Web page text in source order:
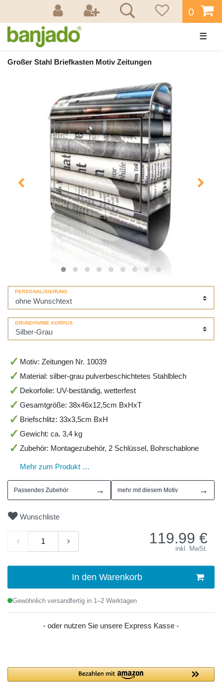
0
☰
Großer Stahl Briefkasten Motiv Zeitungen
PERSONALISIERUNG
GRUNDFARBE KORPUS
Motiv: Zeitungen Nr. 10039
Material: silber-grau pulverbeschichtetes Stahlblech
Dekorfolie: UV-beständig, wetterfest
Gesamtgröße: 38x46x12,5cm BxHxT
Briefschlitz: 33x3,5cm BxH
Gewicht: ca. 3,4 kg
Zubehör: Montagezubehör, 2 Schlüssel, Bohrschablone
Mehr zum Produkt …
Passendes Zubehör → mehr mit diesem Motiv →
Wunschliste
119.99 €
inkl. MwSt.
In den Warenkorb
Gewöhnlich versandfertig in 1–2 Werktagen
- oder nutzen Sie unsere Express Kasse -